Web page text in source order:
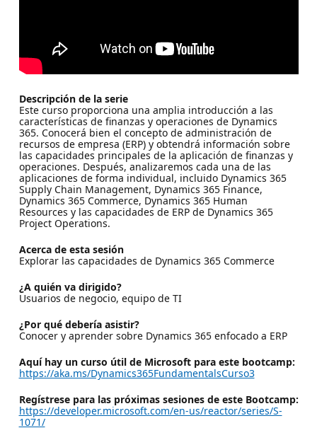
Descripción de la serie
Este curso proporciona una amplia introducción a las
características de finanzas y operaciones de Dynamics
365. Conocerá bien el concepto de administración de
recursos de empresa (ERP) y obtendrá información sobre
las capacidades principales de la aplicación de finanzas y
operaciones. Después, analizaremos cada una de las
aplicaciones de forma individual, incluido Dynamics 365
Supply Chain Management, Dynamics 365 Finance,
Dynamics 365 Commerce, Dynamics 365 Human
Resources y las capacidades de ERP de Dynamics 365
Project Operations.
Acerca de esta sesión
Explorar las capacidades de Dynamics 365 Commerce
¿A quién va dirigido?
Usuarios de negocio, equipo de TI
¿Por qué debería asistir?
Conocer y aprender sobre Dynamics 365 enfocado a ERP
Aquí hay un curso útil de Microsoft para este bootcamp:
https://aka.ms/Dynamics365FundamentalsCurso3
Regístrese para las próximas sesiones de este Bootcamp:
https://developer.microsoft.com/en-us/reactor/series/S-
1071/